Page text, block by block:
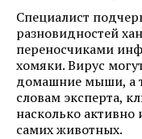
Специалист
разновидностей
переносчиками
хомяки. Вирус
домашние мыши, а
словам эксперта,
насколько
самих животных.